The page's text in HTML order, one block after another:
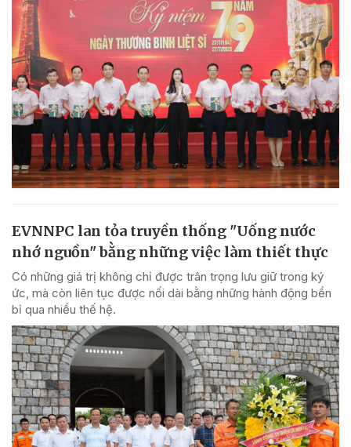
EVNNPC lan tỏa truyền thống "Uống nước
nhớ nguồn" bằng những việc làm thiết thực
Có những giá trị không chỉ được trân trọng lưu giữ trong ký
ức, mà còn liên tục được nối dài bằng những hành động bền
bỉ qua nhiều thế hệ.